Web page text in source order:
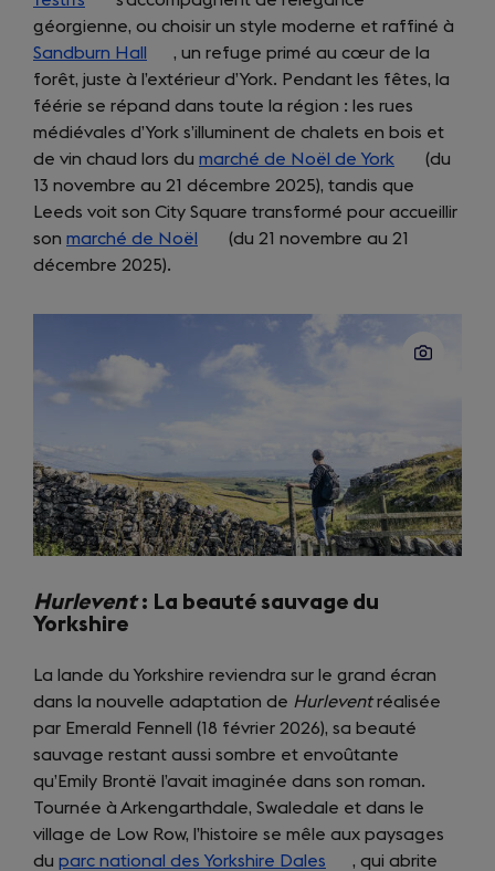
a
new
tab)
in
a
new
tab)
géorgienne, ou choisir un style moderne et raffiné à
Sandburn Hall
(opens
in
a
new
tab)
, un refuge primé au cœur de la
forêt, juste à l’extérieur d’York. Pendant les fêtes, la
féérie se répand dans toute la région : les rues
médiévales d’York s’illuminent de chalets en bois et
de vin chaud lors du marché de Noël de York (opens
in
a
new
(du
13 novembre au 21 décembre 2025), tandis que
Leeds voit son City Square transformé pour accueillir
son marché de Noël
(opens
new
(du 21 novembre au 21
décembre 2025).
Hurlevent: La beauté sauvage du
Yorkshire
La lande du Yorkshire reviendra sur le grand écran
dans la nouvelle adaptation de Hurleventréalisée
par Emerald Fennell (18 février 2026), sa beauté
sauvage restant aussi sombre et envoûtante
qu’Emily Brontë l’avait imaginée dans son roman.
Tournée à Arkengarthdale, Swaledale et dans le
village de Low Row, l’histoire se mêle aux paysages
du parc national des Yorkshire Dales (opens
, qui abrite